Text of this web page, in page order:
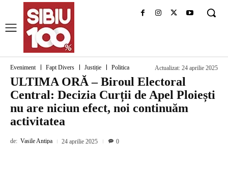
Eveniment Fapt Divers Justiție Politica Actualizat: 24 aprilie 2025
ULTIMA ORĂ – Biroul Electoral
Central: Decizia Curții de Apel Ploiești
nu are niciun efect, noi continuăm
activitatea
de: Vasile Antipa 24 aprilie 2025 0